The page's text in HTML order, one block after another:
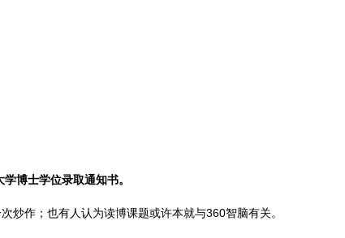
博士学位录取通知书。
炒作；也有人认为读博课题或许本就与360智脑有关。